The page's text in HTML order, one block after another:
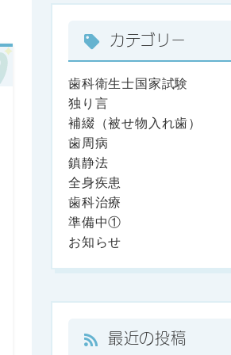
カテゴリー
歯科衛生士国家試験
独り言
補綴（被せ物入れ歯）
歯周病
鎮静法
全身疾患
歯科治療
準備中①
お知らせ
最近の投稿